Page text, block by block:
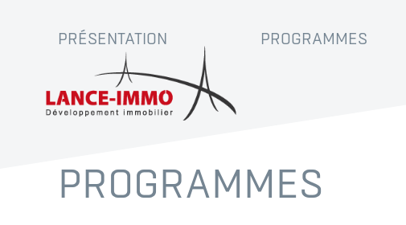
PRÉSENTATION PROGRAMMES
PROGRAMMES